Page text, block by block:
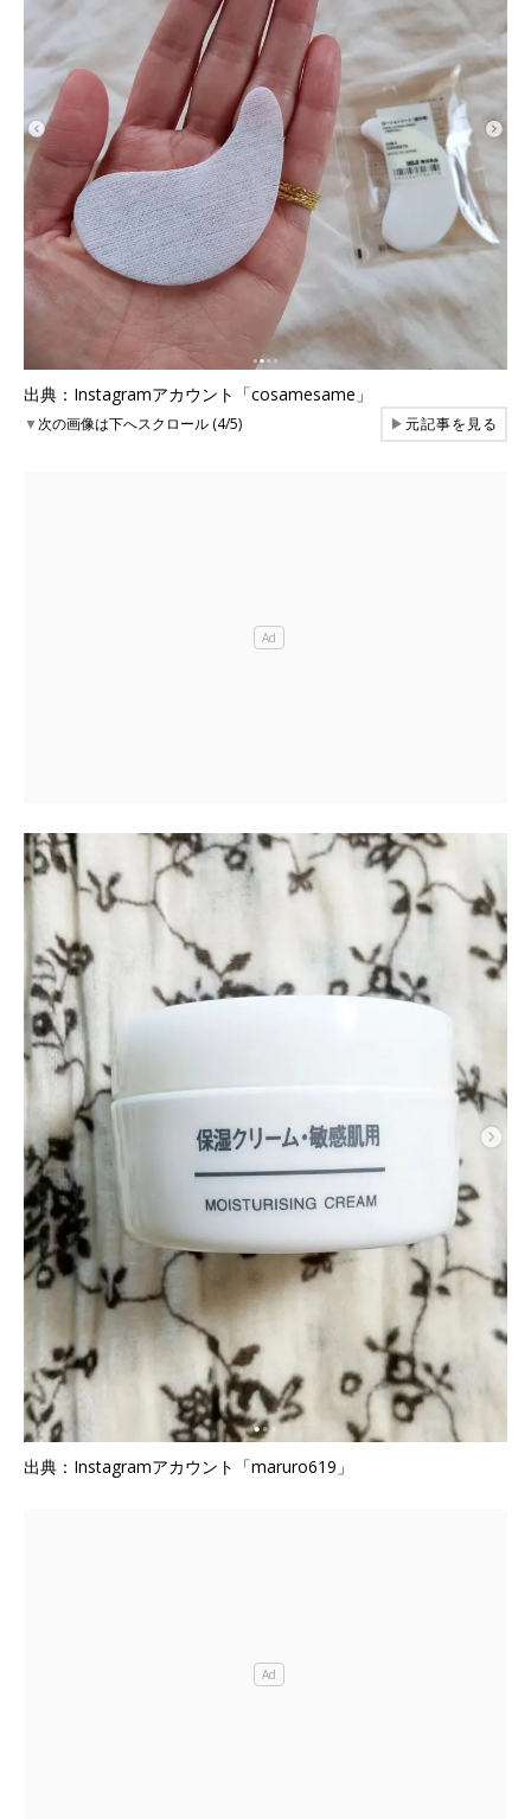
出典：Instagramアカウント「cosamesame」
▼次の画像は下へスクロール (4/5) ▶元記事を見る
出典：Instagramアカウント「maruro619」